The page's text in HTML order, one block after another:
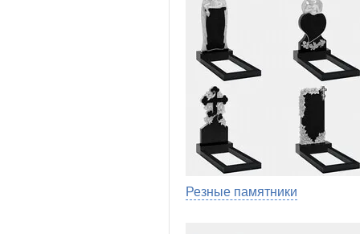
Резные памятники